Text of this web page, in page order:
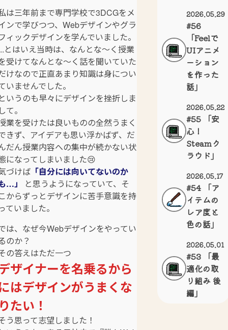
は三年前まで専門学校で3DCGをメ
ンで学びつつ、Webデザインやグラ
ィックデザインを学んでいました。
とはいえ当時は、なんとな～く授業
受けてなんとな～く話を聞いていた
けなので正直あまり知識は身につい
いませんでした。
いうのも早々にデザインを挫折しま
て。
業を受けたは良いものの全然うまく
きず、アイデアも思い浮かばず、だ
だん授業内容への集中が続かない状
になってしまいました😢
づけば「自分には向いてないのか
…」
と思うようになっていて、そ
からずっとデザインに苦手意識を持
ていました。
は、なぜ今Webデザインをやってい
のか？
の答えはただ一つ
ザイナーを名乗るから
はデザインがうまくな
たい！
う思って志望しました！
2026.05.29
#56
「Feelで
UIアニメ
ーション
を作った
話」
2026.05.22
#55 「安
心！
Steamク
ラウド」
2026.05.17
#54 「ア
イテムの
レア度と
色の話」
2026.05.01
#53 「最
適化の取
り組み 後
編」